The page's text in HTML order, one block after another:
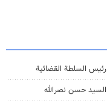
رئیس السلطة القضائیة
السيد حسن نصرالله